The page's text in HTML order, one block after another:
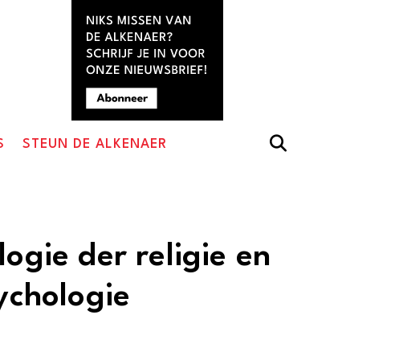
STEUN DE ALKENAER
der religie en